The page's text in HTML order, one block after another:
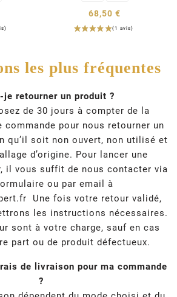
68,50 €
les plus fréquentes
retourner un produit ?
de 30 jours à compter de la
commande pour nous retourner un
qu’il soit non ouvert, non utilisé et
d’origine. Pour lancer une
il vous suffit de nous contacter via
ou par email à
Une fois votre retour validé,
les instructions nécessaires.
sont à votre charge, sauf en cas
part ou de produit défectueux.
de livraison pour ma commande
?